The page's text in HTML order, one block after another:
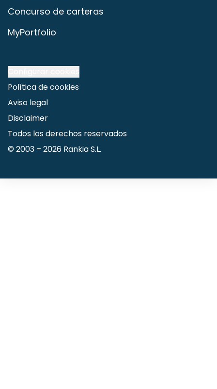
Concurso de carteras
MyPortfolio
Política de cookies
Aviso legal
Disclaimer
Todos los derechos reservados
© 2003 – 2026 Rankia S.L.